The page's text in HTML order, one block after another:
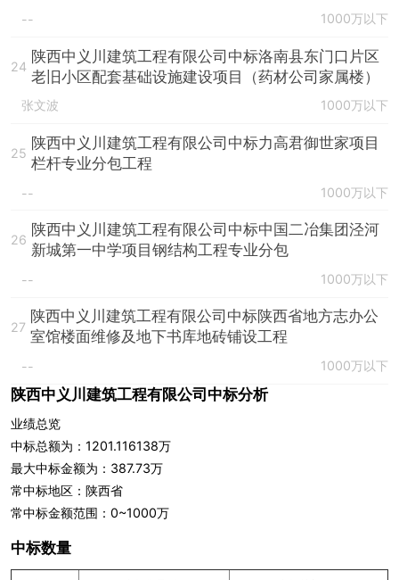
-- 1000万以下
24
陕西中义川建筑工程有限公司中标洛南县东门口片区
老旧小区配套基础设施建设项目（药材公司家属楼）
张文波 1000万以下
25
陕西中义川建筑工程有限公司中标力高君御世家项目
栏杆专业分包工程
-- 1000万以下
26
陕西中义川建筑工程有限公司中标中国二冶集团泾河
新城第一中学项目钢结构工程专业分包
-- 1000万以下
27
陕西中义川建筑工程有限公司中标陕西省地方志办公
室馆楼面维修及地下书库地砖铺设工程
-- 1000万以下
陕西中义川建筑工程有限公司中标分析
业绩总览
中标总额为：1201.116138万
最大中标金额为：387.73万
常中标地区：陕西省
常中标金额范围：0~1000万
中标数量